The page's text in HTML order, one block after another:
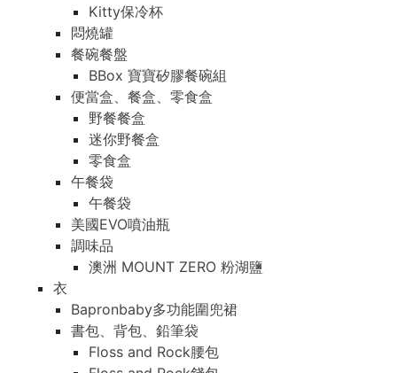
Kitty保冷杯
悶燒罐
餐碗餐盤
BBox 寶寶矽膠餐碗組
便當盒、餐盒、零食盒
野餐餐盒
迷你野餐盒
零食盒
午餐袋
午餐袋
美國EVO噴油瓶
調味品
澳洲 MOUNT ZERO 粉湖鹽
衣
Bapronbaby多功能圍兜裙
書包、背包、鉛筆袋
Floss and Rock腰包